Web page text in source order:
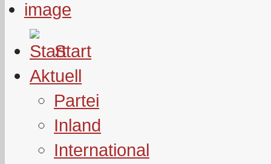
Start
Aktuell
Partei
Inland
International